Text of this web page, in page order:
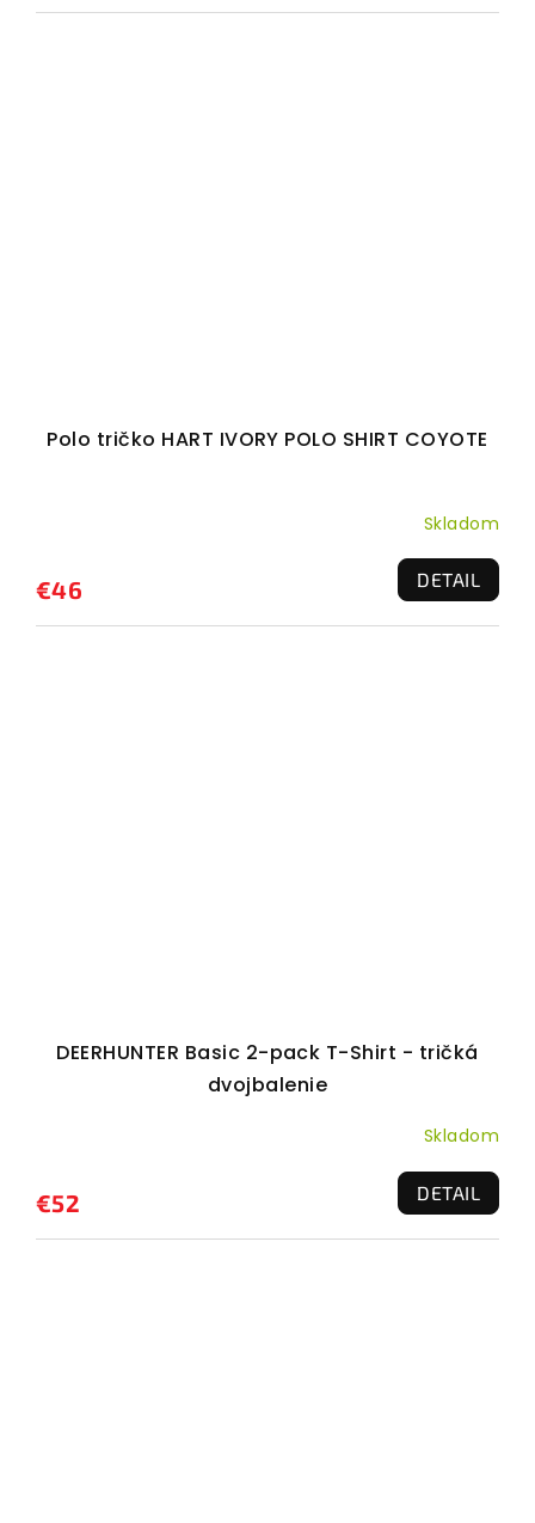
Polo tričko HART IVORY POLO SHIRT COYOTE
Skladom
€46 DETAIL
DEERHUNTER Basic 2-pack T-Shirt - tričká
dvojbalenie
Skladom
€52 DETAIL